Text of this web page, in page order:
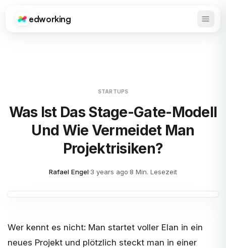
Edworking
edworking
STARTUPS
Was Ist Das Stage-Gate-Modell
Und Wie Vermeidet Man
Projektrisiken?
Rafael Engel·3 years ago·8 Min. Lesezeit
Wer kennt es nicht: Man startet voller Elan in ein
neues Projekt und plötzlich steckt man in einer